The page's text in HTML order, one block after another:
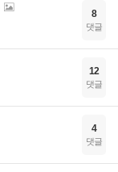
8
댓글
12
댓글
4
댓글